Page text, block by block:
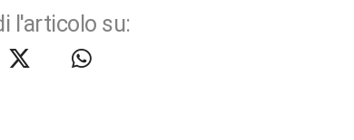
l'articolo su: